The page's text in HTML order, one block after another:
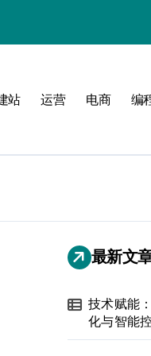
站 运营 电商 编
最新文
技术赋能
化与智能